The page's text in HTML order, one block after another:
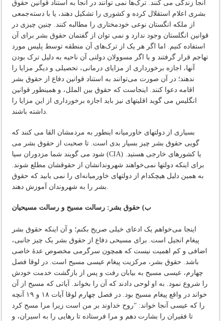
آنجا زندگی می کنند. ترک‌ها نمی توانند در آنجا به استناد قوانین حقوق
بشری اعلام استقلال کرده و کشوری را تشکیل دهند، یا با دسته‌جمعی
از ملکه انگستان نوعی خودمختاری را مطالبه کنند. چنین چیزی در
قوانین انگلستان وجود ندارد و نمی توان از گفتمان حقوق بشر برای آن
استفاده کنیم. اما اگر هر یک از ترک‌های آن منطقه توسط پلیس مورد
تهاجم قرار گرفتند و یا اگر مسوولان دولتی آن ناحیه به دلیل ترک بودن
آنها، اجازه برخورداری از مزایای درمانی، تحصیلی و دیگر مزایا را
ندهند؛ در آن صورت می‌توانند به استناد قوانین دفاع از حقوق بشر
اقامه دعوا کنند. اینجاست که حقوق بین الملل، و همینطور قوانین
انگلیس می گوید اقلیتهای نیز باید اجازه برخورداری از این مزایا را
داشته باشند.
بسیاری از دولتهای خاورمیانه اینطور به مردمشان القا می کنند که
گویی حقوق بشر چیز بسیار بدی است. تا صحبت از حقوق بشر می
شود می گویند شما مزدوران سیا (CIA) یا کشورهای خارجی هستید.
برای اینکه دولتها نمی‌خواهند شهروندانشان از حقوقشان مطلع شوند.
به همین دلیل هیچکدام از دولتهای خاورمیانه‌ای را نمی یابید که حقوق
بشر را به شهروندان آموزش دهند.
ب) حقوق بشر: رسالت مسیح و رسالت مسیحیان
اینجا می‌خواهم یک ادعای خیلی صریح بکنم؛ و آن اینکه حقوق بشر
پیغام انجیل است. برای مسیحی دفاع از حقوق بشر یک چیز جانبی،
اضافی و کم اهمیت نیست که همچون سرگرمی مخصوص عدۀ خاصی
باشد. حقوق بشر، مرکزیت پیغام عیسی مسیح است. در لوقا فصل
چهارم، عیسی مسیح به بیابان رفت و پس از بازگشت خدمت خودش
را شروع نمود. به او لوحی دادند که آن را بخواند. آیاتی که مسیح از آن
خواند در واقع پیغام مسیح بود. در فصل چهارم لوقا آیات ۱۸ و ۱۹ آنچه
را که عیسی آنجا خواند: “روح خداوند بر من است زیرا مرا مسح کرد
تا فقیران را بشارت دهم و مرا فرستاده تا رهایی را به اسیران، و